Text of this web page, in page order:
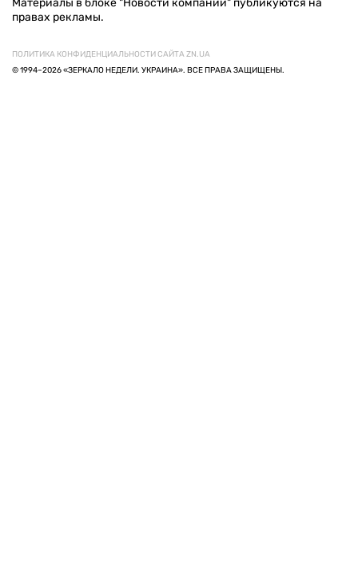
Материалы в блоке "Новости компаний" публикуются на
правах рекламы.
ПОЛИТИКА КОНФИДЕНЦИАЛЬНОСТИ САЙТА ZN.UA
© 1994–2026 «ЗЕРКАЛО НЕДЕЛИ. УКРАИНА». ВСЕ ПРАВА ЗАЩИЩЕНЫ.